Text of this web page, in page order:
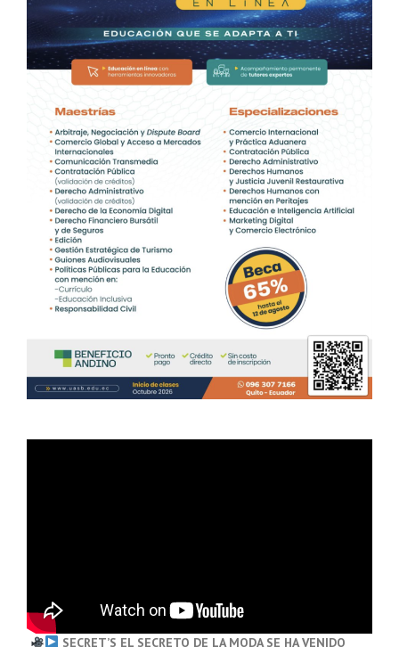
SECRET’S EL SECRETO DE LA MODA SE HA VENIDO